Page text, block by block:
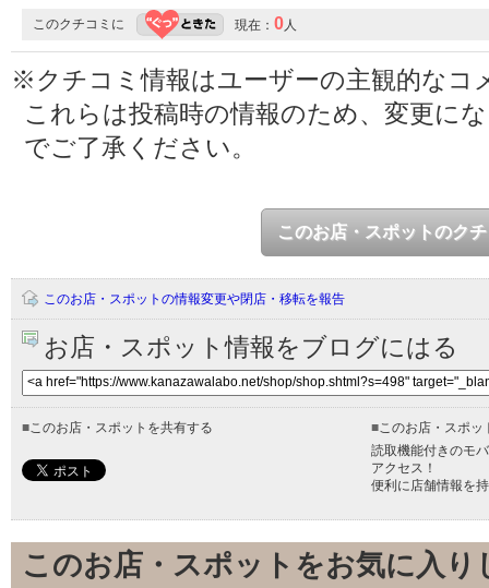
このクチコミに 現在： 0 人
※クチコミ情報はユーザーの主観的なコ
これらは投稿時の情報のため、変更に
でご了承ください。
このお店・スポットのク
このお店・スポットの情報変更や閉店・移転を報告
お店・スポット情報をブログにはる
■ このお店・スポットを共有する ■ このお店・スポ
読取機能付きのモ
アクセス！
便利に店舗情報を
このお店・スポットをお気に入